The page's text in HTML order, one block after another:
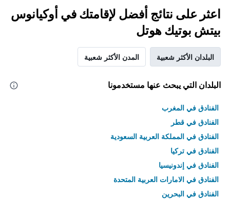
اعثر على نتائج أفضل لإقامتك في أوكيانوس
بيتش بوتيك هوتل
البلدان الأكثر شعبية المدن الأكثر شعبية
البلدان التي يبحث عنها مستخدمونا
الفنادق في المغرب
الفنادق في قطر
الفنادق في المملكة العربية السعودية
الفنادق في تركيا
الفنادق في إندونيسيا
الفنادق في الامارات العربية المتحدة
الفنادق في البحرين